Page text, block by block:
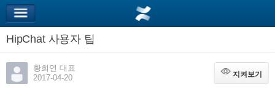
HipChat 사용자 팁
황희연 대표
2017-04-20
지켜보기
지켜보기